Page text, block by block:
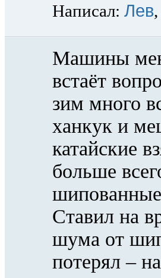
Написал: Лев
Машины
встаёт
зим много
ханкук и
катайские
больше
шипованные
Ставил на
шума от
потерял –